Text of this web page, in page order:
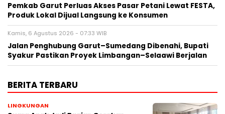
Pemkab Garut Perluas Akses Pasar Petani Lewat FESTA,
Produk Lokal Dijual Langsung ke Konsumen
Kamis, 6 Agustus 2026 - 07:33 WIB
Jalan Penghubung Garut–Sumedang Dibenahi, Bupati
Syakur Pastikan Proyek Limbangan–Selaawi Berjalan
BERITA TERBARU
LINGKUNGAN